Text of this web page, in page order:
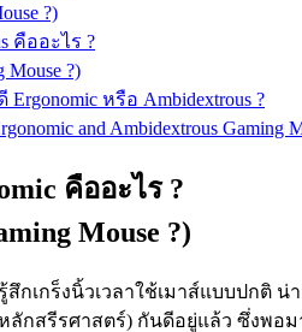
?)
คืออะไร ?
Mouse ?)
หรือ Ambidextrous ?
and Ambidextrous Gaming
คืออะไร ?
Mouse ?)
เกร็งนิ้วเวลาใช้เมาส์แบบปกติ น่
ลักสรีรศาสตร์) กันดีอยู่แล้ว ซึ่งพอม